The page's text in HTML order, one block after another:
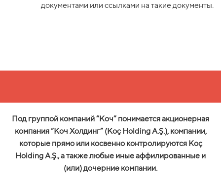
документами или ссылками на такие документы.
Под группой компаний “Коч” понимается акционерная
компания “Коч Холдинг” (Koç Holding A.Ş.), компании,
которые прямо или косвенно контролируются Koç
Holding A.Ş., а также любые иные аффилированные и
(или) дочерние компании.